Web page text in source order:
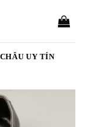
UY TÍN